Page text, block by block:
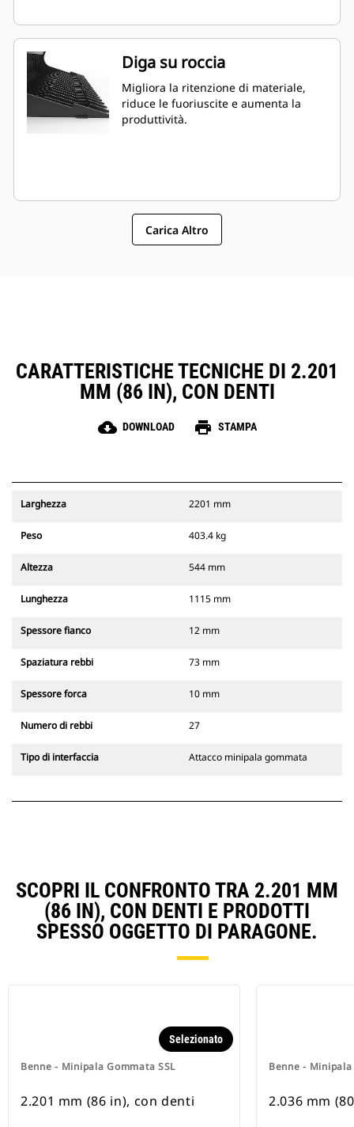
Diga su roccia
Migliora la ritenzione di materiale,
riduce le fuoriuscite e aumenta la
produttività.
Carica Altro
CARATTERISTICHE TECNICHE DI 2.201
MM (86 IN), CON DENTI
cloud_download DOWNLOAD print STAMPA
Larghezza 2201 mm
Peso 403.4 kg
Altezza 544 mm
Lunghezza 1115 mm
Spessore fianco 12 mm
Spaziatura rebbi 73 mm
Spessore forca 10 mm
Numero di rebbi 27
Tipo di interfaccia Attacco minipala gommata
SCOPRI IL CONFRONTO TRA 2.201 MM
(86 IN), CON DENTI E PRODOTTI
SPESSO OGGETTO DI PARAGONE.
Benne - Minipala Gommata SSL
Selezionato
2.201 mm (86 in), con denti
Benne - Minipala
2.036 mm